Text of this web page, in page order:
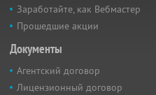
Заработайте, как Вебмастер
Прошедшие акции
Документы
Агентский договор
Лицензионный договор